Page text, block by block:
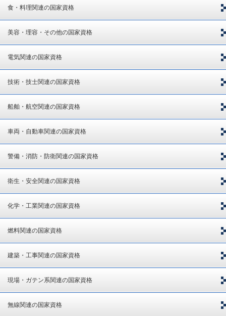
食・料理関連の国家資格
美容・理容・その他の国家資格
電気関連の国家資格
技術・技士関連の国家資格
船舶・航空関連の国家資格
車両・自動車関連の国家資格
警備・消防・防衛関連の国家資格
衛生・安全関連の国家資格
化学・工業関連の国家資格
燃料関連の国家資格
建築・工事関連の国家資格
現場・ガテン系関連の国家資格
無線関連の国家資格